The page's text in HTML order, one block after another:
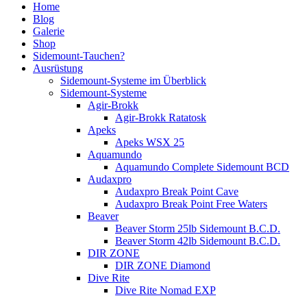
Home
Blog
Galerie
Shop
Sidemount-Tauchen?
Ausrüstung
Sidemount-Systeme im Überblick
Sidemount-Systeme
Agir-Brokk
Agir-Brokk Ratatosk
Apeks
Apeks WSX 25
Aquamundo
Aquamundo Complete Sidemount BCD
Audaxpro
Audaxpro Break Point Cave
Audaxpro Break Point Free Waters
Beaver
Beaver Storm 25lb Sidemount B.C.D.
Beaver Storm 42lb Sidemount B.C.D.
DIR ZONE
DIR ZONE Diamond
Dive Rite
Dive Rite Nomad EXP